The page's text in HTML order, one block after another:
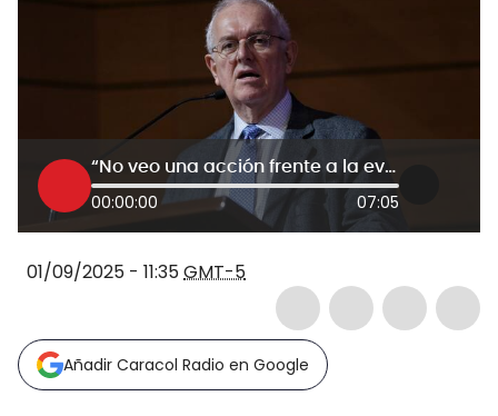
“No veo una acción frente a la evasión tributaria”: Exministro José Antonio Ocampo al Gobierno
00:00:00 07:05
01/09/2025 - 11:35GMT-5
Añadir Caracol Radio en Google